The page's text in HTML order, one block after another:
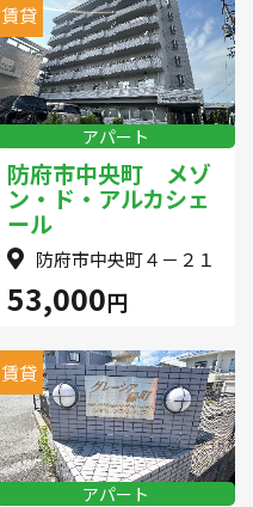
賃貸
アパート
防府市中央町 メゾ
ン・ド・アルカシェ
ール
防府市中央町４－２１
53,000円
賃貸
アパート